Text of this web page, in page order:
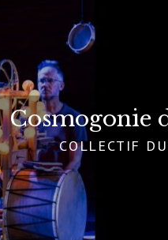
Cosmogonie
COLLECTIF